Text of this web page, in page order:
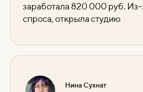
заработала 820 000 руб. Из-
спроса, открыла студию
Нина Сухнат